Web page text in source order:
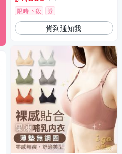
限時下殺
券
貨到通知我